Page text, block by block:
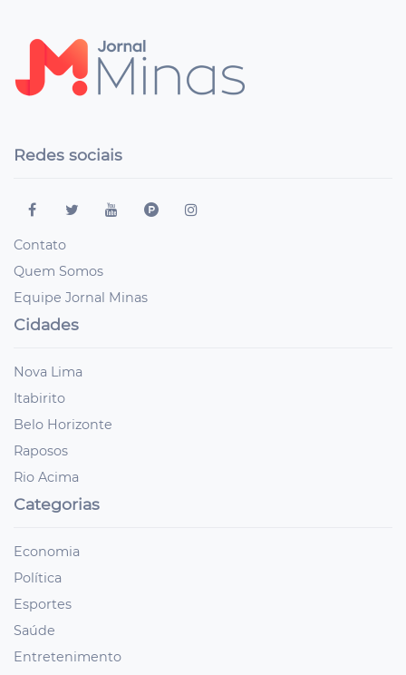
Redes sociais
Contato
Quem Somos
Equipe Jornal Minas
Cidades
Nova Lima
Itabirito
Belo Horizonte
Raposos
Rio Acima
Categorias
Economia
Política
Esportes
Saúde
Entretenimento